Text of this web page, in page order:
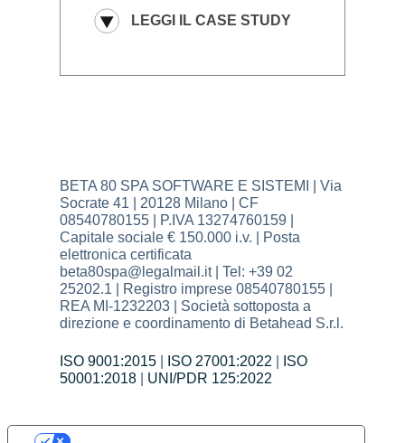
BETA 80 SPA SOFTWARE E SISTEMI | Via
Socrate 41 | 20128 Milano | CF
08540780155 | P.IVA 13274760159 |
Capitale sociale € 150.000 i.v. | Posta
elettronica certificata
beta80spa@legalmail.it | Tel: +39 02
25202.1 | Registro imprese 08540780155 |
REA MI-1232203 | Società sottoposta a
direzione e coordinamento di Betahead S.r.l.
ISO 9001:2015| ISO 27001:2022
ISO
50001:2018| UNI/PDR 125:2022